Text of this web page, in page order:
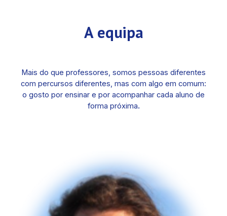
A equipa
Mais do que professores, somos pessoas diferentes
com percursos diferentes, mas com algo em comum:
o gosto por ensinar e por acompanhar cada aluno de
forma próxima.